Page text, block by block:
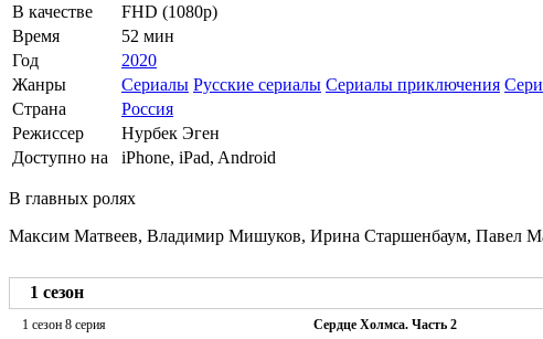
В качестве
FHD (1080p)
Время
52 мин
Год
2020
Жанры
Сериалы Русские сериалы Сериалы приключения
Страна
Россия
Режиссер
Нурбек Эген
Доступно на
iPhone, iPad, Android
В главных ролях
Максим Матвеев, Владимир Мишуков, Ирина Старшенбаум, Павел
1 сезон
1 сезон 8 серия
Сердце Холмса. Часть 2